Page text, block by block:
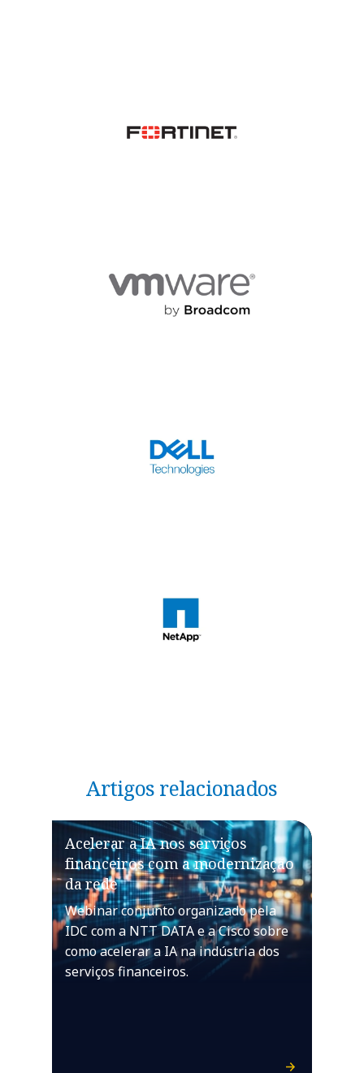
Artigos relacionados
Acelerar a IA nos serviços
financeiros com a modernização
da rede
Webinar conjunto organizado pela
IDC com a NTT DATA e a Cisco sobre
como acelerar a IA na indústria dos
serviços financeiros.